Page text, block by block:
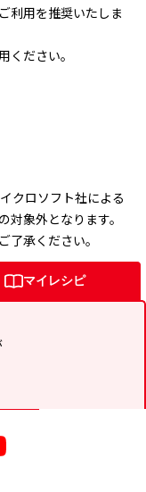
利用を推奨いたしま
ださい。
ロソフト社による
象外となります。
了承ください。
マイレシピ